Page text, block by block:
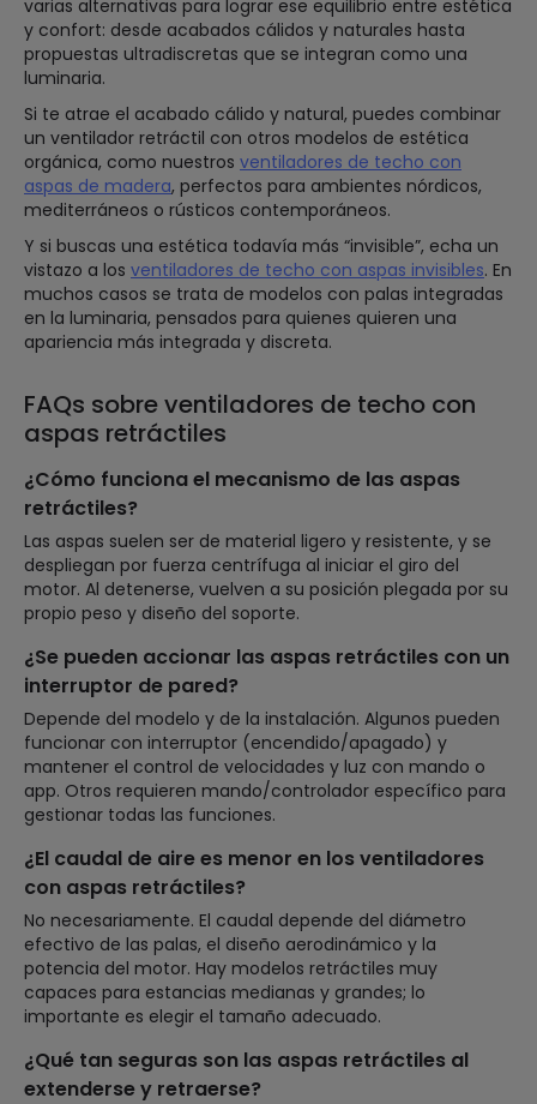
varias alternativas para lograr ese equilibrio entre estética
y confort: desde acabados cálidos y naturales hasta
propuestas ultradiscretas que se integran como una
luminaria.
Si te atrae el acabado cálido y natural, puedes combinar
un ventilador retráctil con otros modelos de estética
orgánica, como nuestros ventiladores de techo con
aspas de madera, perfectos para ambientes nórdicos,
mediterráneos o rústicos contemporáneos.
Y si buscas una estética todavía más “invisible”, echa un
vistazo a los ventiladores de techo con aspas invisibles. En
muchos casos se trata de modelos con palas integradas
en la luminaria, pensados para quienes quieren una
apariencia más integrada y discreta.
FAQs sobre ventiladores de techo con
aspas retráctiles
¿Cómo funciona el mecanismo de las aspas
retráctiles?
Las aspas suelen ser de material ligero y resistente, y se
despliegan por fuerza centrífuga al iniciar el giro del
motor. Al detenerse, vuelven a su posición plegada por su
propio peso y diseño del soporte.
¿Se pueden accionar las aspas retráctiles con un
interruptor de pared?
Depende del modelo y de la instalación. Algunos pueden
funcionar con interruptor (encendido/apagado) y
mantener el control de velocidades y luz con mando o
app. Otros requieren mando/controlador específico para
gestionar todas las funciones.
¿El caudal de aire es menor en los ventiladores
con aspas retráctiles?
No necesariamente. El caudal depende del diámetro
efectivo de las palas, el diseño aerodinámico y la
potencia del motor. Hay modelos retráctiles muy
capaces para estancias medianas y grandes; lo
importante es elegir el tamaño adecuado.
¿Qué tan seguras son las aspas retráctiles al
extenderse y retraerse?